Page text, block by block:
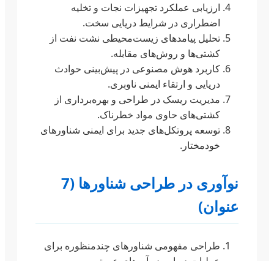
ارزیابی عملکرد تجهیزات نجات و تخلیه
اضطراری در شرایط دریایی سخت.
تحلیل پیامدهای زیست‌محیطی نشت نفت از
کشتی‌ها و روش‌های مقابله.
کاربرد هوش مصنوعی در پیش‌بینی حوادث
دریایی و ارتقاء ایمنی ناوبری.
مدیریت ریسک در طراحی و بهره‌برداری از
کشتی‌های حاوی مواد خطرناک.
توسعه پروتکل‌های جدید برای ایمنی شناورهای
خودمختار.
نوآوری در طراحی شناورها (7
عنوان)
طراحی مفهومی شناورهای چندمنظوره برای